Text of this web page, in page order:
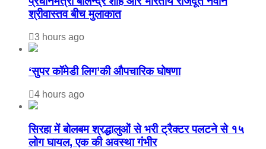
श्रीवास्तव बीच मुलाकात
3 hours ago
‘सुपर कॉमेडी लिग’की औपचारिक घोषणा
4 hours ago
सिरहा में बोलबम श्रद्धालुओं से भरी ट्रैक्टर पलटने से १५
लोग घायल, एक की अवस्था गंभीर